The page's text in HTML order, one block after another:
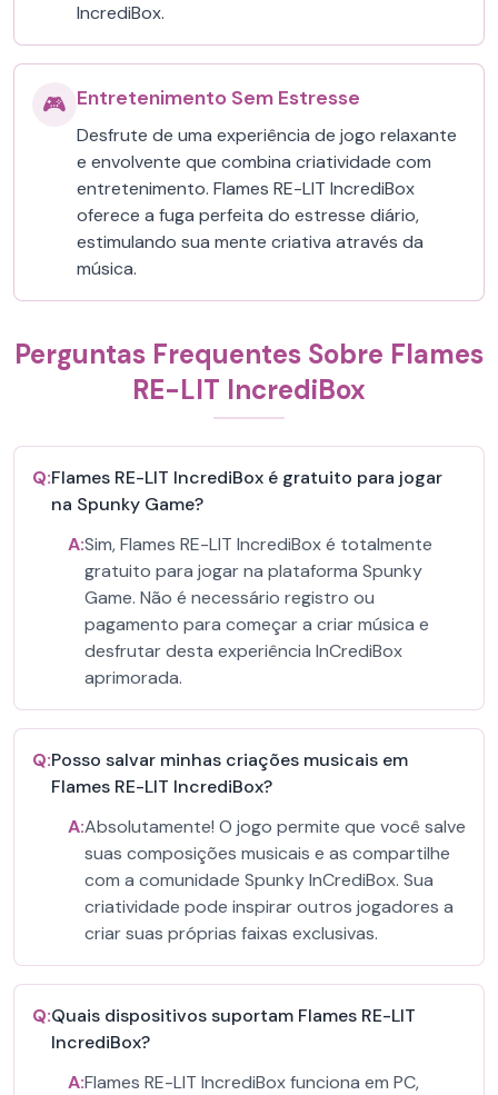
IncrediBox.
🎮 Entretenimento Sem Estresse
Desfrute de uma experiência de jogo relaxante
e envolvente que combina criatividade com
entretenimento. Flames RE-LIT IncrediBox
oferece a fuga perfeita do estresse diário,
estimulando sua mente criativa através da
música.
Perguntas Frequentes Sobre Flames
RE-LIT IncrediBox
Q:Flames RE-LIT IncrediBox é gratuito para jogar
na Spunky Game?
A:Sim, Flames RE-LIT IncrediBox é totalmente
gratuito para jogar na plataforma Spunky
Game. Não é necessário registro ou
pagamento para começar a criar música e
desfrutar desta experiência InCrediBox
aprimorada.
Q:Posso salvar minhas criações musicais em
Flames RE-LIT IncrediBox?
A:Absolutamente! O jogo permite que você salve
suas composições musicais e as compartilhe
com a comunidade Spunky InCrediBox. Sua
criatividade pode inspirar outros jogadores a
criar suas próprias faixas exclusivas.
Q:Quais dispositivos suportam Flames RE-LIT
IncrediBox?
A:Flames RE-LIT IncrediBox funciona em PC,